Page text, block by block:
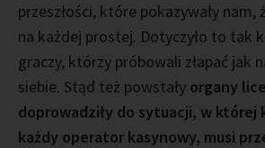
przeszłości, które pokazywały nam,
na każdej prostej. Dotyczyło to tak
graczy, którzy próbowali złapać jak
siebie. Stąd też powstały organy
doprowadziły do sytuacji, w której
każdy operator kasynowy, musi